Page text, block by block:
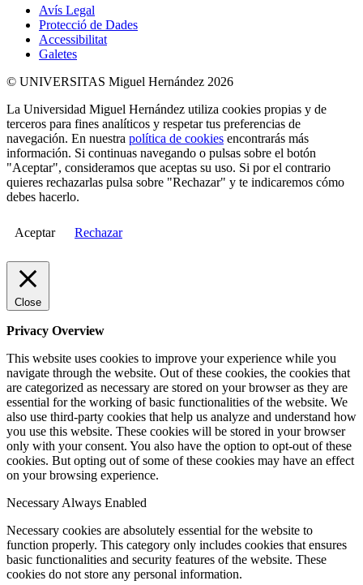
Avís Legal
Protecció de Dades
Accessibilitat
Galetes
© UNIVERSITAS Miguel Hernández 2026
La Universidad Miguel Hernández utiliza cookies propias y de
terceros para fines analíticos y respetar tus preferencias de
navegación. En nuestra política de cookies encontrarás más
información. Si continuas navegando o pulsas sobre el botón
"Aceptar", consideramos que aceptas su uso. Si por el contrario
quieres rechazarlas pulsa sobre "Rechazar" y te indicaremos cómo
debes hacerlo.
Aceptar Rechazar
Close
Privacy Overview
This website uses cookies to improve your experience while you
navigate through the website. Out of these cookies, the cookies that
are categorized as necessary are stored on your browser as they are
essential for the working of basic functionalities of the website. We
also use third-party cookies that help us analyze and understand how
you use this website. These cookies will be stored in your browser
only with your consent. You also have the option to opt-out of these
cookies. But opting out of some of these cookies may have an effect
on your browsing experience.
Necessary Always Enabled
Necessary cookies are absolutely essential for the website to
function properly. This category only includes cookies that ensures
basic functionalities and security features of the website. These
cookies do not store any personal information.